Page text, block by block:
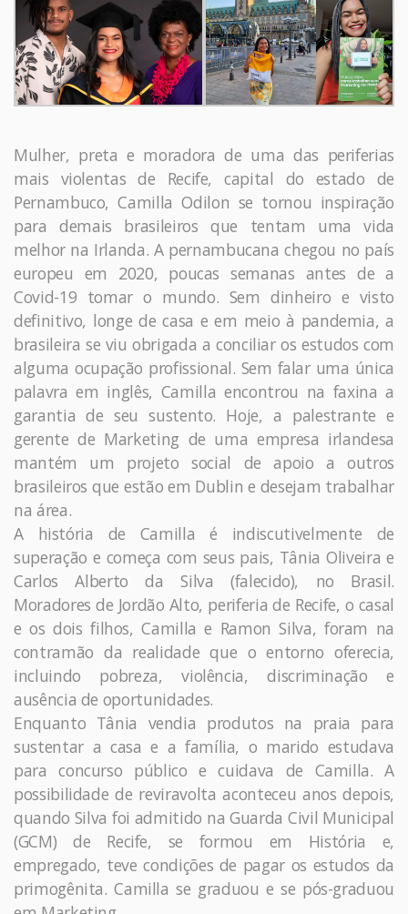
Mulher, preta e moradora de uma das periferias
mais violentas de Recife, capital do estado de
Pernambuco, Camilla Odilon se tornou inspiração
para demais brasileiros que tentam uma vida
melhor na Irlanda. A pernambucana chegou no país
europeu em 2020, poucas semanas antes de a
Covid-19 tomar o mundo. Sem dinheiro e visto
definitivo, longe de casa e em meio à pandemia, a
brasileira se viu obrigada a conciliar os estudos com
alguma ocupação profissional. Sem falar uma única
palavra em inglês, Camilla encontrou na faxina a
garantia de seu sustento. Hoje, a palestrante e
gerente de Marketing de uma empresa irlandesa
mantém um projeto social de apoio a outros
brasileiros que estão em Dublin e desejam trabalhar
na área.
A história de Camilla é indiscutivelmente de
superação e começa com seus pais, Tânia Oliveira e
Carlos Alberto da Silva (falecido), no Brasil.
Moradores de Jordão Alto, periferia de Recife, o casal
e os dois filhos, Camilla e Ramon Silva, foram na
contramão da realidade que o entorno oferecia,
incluindo pobreza, violência, discriminação e
ausência de oportunidades.
Enquanto Tânia vendia produtos na praia para
sustentar a casa e a família, o marido estudava
para concurso público e cuidava de Camilla. A
possibilidade de reviravolta aconteceu anos depois,
quando Silva foi admitido na Guarda Civil Municipal
(GCM) de Recife, se formou em História e,
empregado, teve condições de pagar os estudos da
primogênita. Camilla se graduou e se pós-graduou